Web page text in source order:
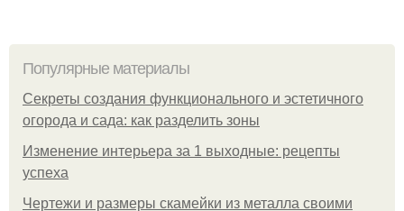
Популярные материалы
Секреты создания функционального и эстетичного
огорода и сада: как разделить зоны
Изменение интерьера за 1 выходные: рецепты
успеха
Чертежи и размеры скамейки из металла своими